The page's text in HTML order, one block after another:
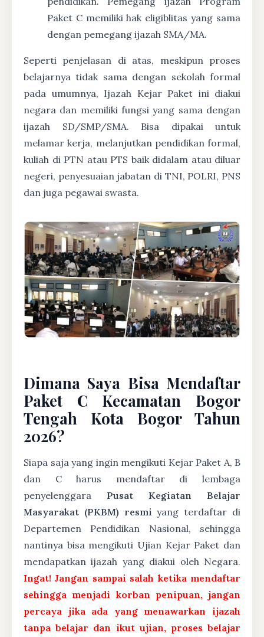
Paket C memiliki hak eligiblitas yang sama
dengan pemegang ijazah SMA/MA.
Seperti penjelasan di atas, meskipun proses
belajarnya tidak sama dengan sekolah formal
pada umumnya, Ijazah Kejar Paket ini diakui
negara dan memiliki fungsi yang sama dengan
ijazah SD/SMP/SMA. Bisa dipakai untuk
melamar kerja, melanjutkan pendidikan formal,
kuliah di PTN atau PTS baik didalam atau diluar
negeri, penyesuaian jabatan di TNI, POLRI, PNS
dan juga pegawai swasta.
Dimana Saya Bisa Mendaftar
Paket C Kecamatan Bogor
Tengah Kota Bogor Tahun
2026?
Siapa saja yang ingin mengikuti Kejar Paket A, B
dan C harus mendaftar di lembaga
penyelenggara Pusat Kegiatan Belajar
Masyarakat (PKBM) resmi yang terdaftar di
Departemen Pendidikan Nasional, sehingga
nantinya bisa mengikuti Ujian Kejar Paket dan
mendapatkan ijazah yang diakui oleh Negara.
Ingat! Jangan sampai salah ketika mendaftar
sehingga menjadi korban penipuan, jangan
percaya jika ada yang menawarkan ijazah
tanpa belajar dan ikut ujian, proses belajar